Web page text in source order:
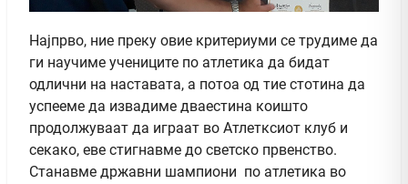
Најпрво, ние преку овие критериуми се трудиме да
ги научиме учениците по атлетика да бидат
одлични на наставата, а потоа од тие стотина да
успееме да извадиме дваестина коишто
продолжуваат да играат во Атлетксиот клуб и
секако, еве стигнавме до светско првенство.
Станавме државни шампиони по атлетика во